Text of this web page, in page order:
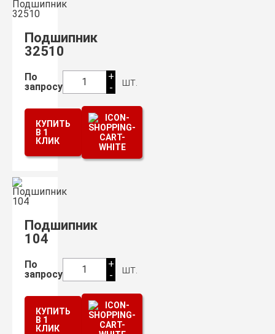
Подшипник
32510
По
запросу
1
+
-
шт.
КУПИТЬ
В 1
КЛИК
Подшипник
104
По
запросу
1
+
-
шт.
КУПИТЬ
В 1
КЛИК